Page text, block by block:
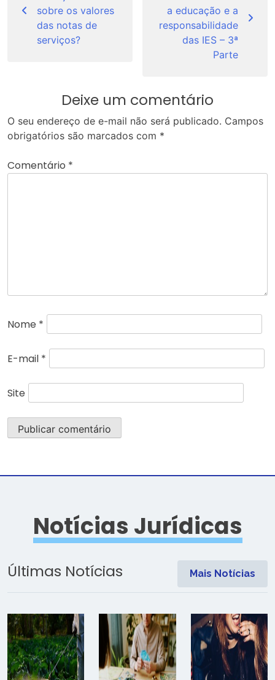
sobre os valores
das notas de
serviços?
a educação e a
responsabilidade
das IES – 3ª
Parte
Deixe um comentário
O seu endereço de e-mail não será publicado. Campos
obrigatórios são marcados com *
Comentário *
Nome *
E-mail *
Site
Notícias Jurídicas
Últimas Notícias Mais Notícias